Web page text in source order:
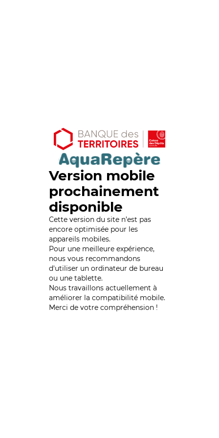
Version mobile
prochainement
disponible
Cette version du site n’est pas
encore optimisée pour les
appareils mobiles.
Pour une meilleure expérience,
nous vous recommandons
d'utiliser un ordinateur de bureau
ou une tablette.
Nous travaillons actuellement à
améliorer la compatibilité mobile.
Merci de votre compréhension !